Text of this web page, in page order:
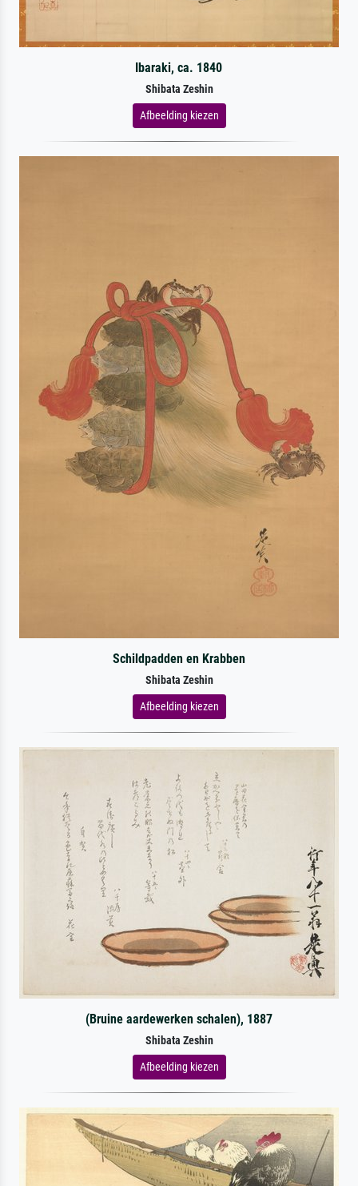
Ibaraki, ca. 1840
Shibata Zeshin
Afbeelding kiezen
Schildpadden en Krabben
Shibata Zeshin
Afbeelding kiezen
(Bruine aardewerken schalen), 1887
Shibata Zeshin
Afbeelding kiezen